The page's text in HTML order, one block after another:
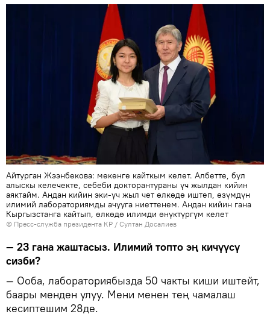
Айтурган Жээнбекова: мекенге кайткым келет. Албетте, бул
алыскы келечекте, себеби докторантураны үч жылдан кийин
аяктайм. Андан кийин эки-үч жыл чет өлкөдө иштеп, өзүмдүн
илимий лабораториямды ачууга ниеттенем. Андан кийин гана
Кыргызстанга кайтып, өлкөдө илимди өнүктүргүм келет
© Пресс-служба президента КР / Султан Досалиев
— 23 гана жаштасыз. Илимий топто эң кичүүсү
сизби?
— Ооба, лабораториябызда 50 чакты киши иштейт,
баары менден улуу. Мени менен тең чамалаш
кесиптешим 28де.